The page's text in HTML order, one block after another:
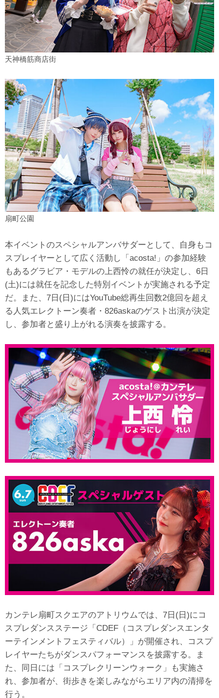
天神橋筋商店街
扇町公園
本イベントのスペシャルアンバサダーとして、自身もコ
スプレイヤーとして広く活動し「acosta!」の参加経験
もあるグラビア・モデルの上西怜の就任が決定し、6日
(土)には就任を記念した特別イベントが実施される予定
だ。また、7日(日)にはYouTube総再生回数2億回を超え
る人気エレクトーン奏者・826askaのゲスト出演が決定
し、参加者と盛り上がれる演奏を披露する。
カンテレ扇町スクエアのアトリウムでは、7日(日)にコ
スプレダンスステージ「CDEF（コスプレダンスエンタ
ーテインメントフェスティバル）」が開催され、コスプ
レイヤーたちがダンスパフォーマンスを披露する。ま
た、同日には「コスプレクリーンウォーク」も実施さ
れ、参加者が、街歩きを楽しみながらエリア内の清掃を
行う。